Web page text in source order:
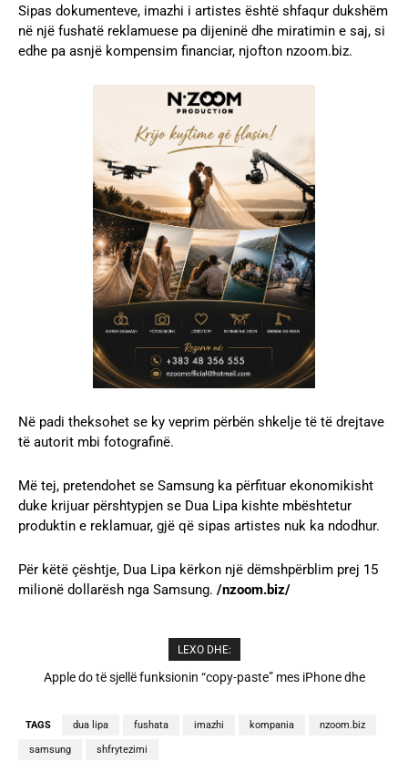
Sipas dokumenteve, imazhi i artistes është shfaqur dukshëm
në një fushatë reklamuese pa dijeninë dhe miratimin e saj, si
edhe pa asnjë kompensim financiar, njofton nzoom.biz.
Në padi theksohet se ky veprim përbën shkelje të të drejtave
të autorit mbi fotografinë.
Më tej, pretendohet se Samsung ka përfituar ekonomikisht
duke krijuar përshtypjen se Dua Lipa kishte mbështetur
produktin e reklamuar, gjë që sipas artistes nuk ka ndodhur.
Për këtë çështje, Dua Lipa kërkon një dëmshpërblim prej 15
milionë dollarësh nga Samsung. /nzoom.biz/
LEXO DHE:
Cristiano Ronaldo dhe Georgina martohen këtë të shtunë,
TAGS dua lipa fushata imazhi kompania nzoom.biz
samsung shfrytezimi